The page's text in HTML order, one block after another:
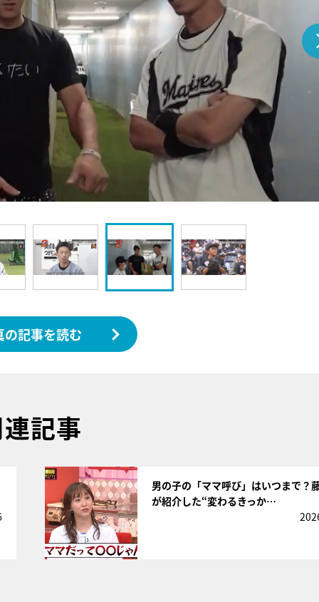
の記事を読む
記事
男の子の「ママ呼び」はいつまで？
が紹介した“変わるきっか…
『アイ＝ラブ！げーみん
E齋藤樹愛羅＆佐々木舞
ビュー